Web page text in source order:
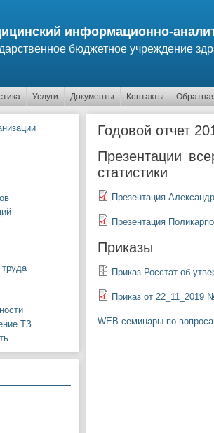
информационно-
бюджетное учреждение
Услуги Документы Контакты
ТЗ
Годовой отчет
Презентации
статистики
Презентация
Презентация
Приказы
Приказ Росстат об
Приказ от
WEB-семинары по